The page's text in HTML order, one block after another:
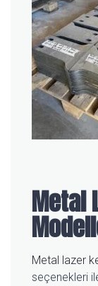
Metal
Metal lazer
seçenekleri